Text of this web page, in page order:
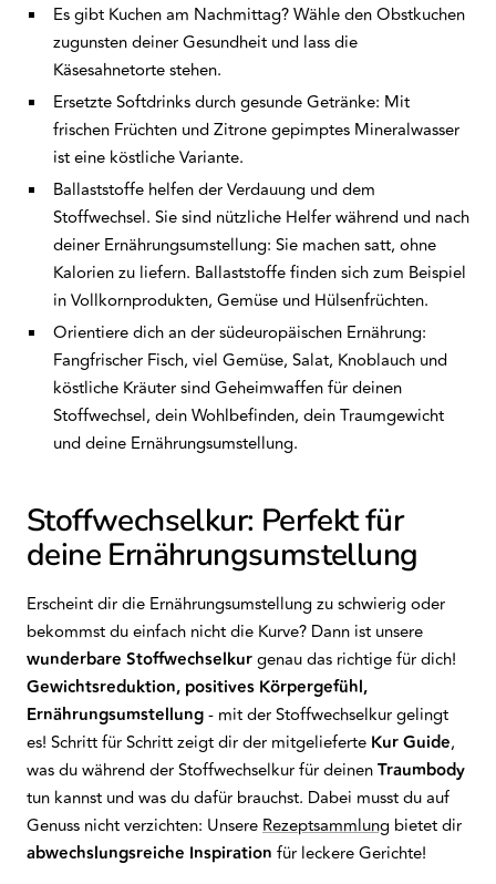
Es gibt Kuchen am Nachmittag? Wähle den Obstkuchen
zugunsten deiner Gesundheit und lass die
Käsesahnetorte stehen.
Ersetzte Softdrinks durch gesunde Getränke: Mit
frischen Früchten und Zitrone gepimptes Mineralwasser
ist eine köstliche Variante.
Ballaststoffe helfen der Verdauung und dem
Stoffwechsel. Sie sind nützliche Helfer während und nach
deiner Ernährungsumstellung: Sie machen satt, ohne
Kalorien zu liefern. Ballaststoffe finden sich zum Beispiel
in Vollkornprodukten, Gemüse und Hülsenfrüchten.
Orientiere dich an der südeuropäischen Ernährung:
Fangfrischer Fisch, viel Gemüse, Salat, Knoblauch und
köstliche Kräuter sind Geheimwaffen für deinen
Stoffwechsel, dein Wohlbefinden, dein Traumgewicht
und deine Ernährungsumstellung.
Stoffwechselkur: Perfekt für
deine Ernährungsumstellung
Erscheint dir die Ernährungsumstellung zu schwierig oder
bekommst du einfach nicht die Kurve? Dann ist unsere
wunderbare Stoffwechselkurgenau das richtige für dich!
Gewichtsreduktion, positives Körpergefühl,
Ernährungsumstellung- mit der Stoffwechselkur gelingt
es! Schritt für Schritt zeigt dir der mitgelieferte Kur Guide,
was du während der Stoffwechselkur für deinenTraumbody
tun kannst und was du dafür brauchst. Dabei musst du auf
Genuss nicht verzichten: Unsere Rezeptsammlung bietet dir
abwechslungsreiche Inspiration für leckere Gerichte!